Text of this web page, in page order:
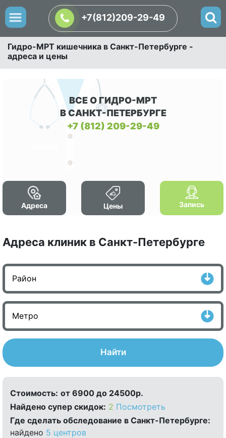
+7(812)209-29-49
Гидро-МРТ кишечника в Санкт-Петербурге -
адреса и цены
ВСЕ О ГИДРО-МРТ
В САНКТ-ПЕТЕРБУРГЕ
+7 (812) 209-29-49
Адреса Цены Запись
Адреса клиник в Санкт-Петербурге
Найти
Стоимость: от 6900 до 24500р.
Найдено cупер скидок: 2 Посмотреть
Где сделать обследование в Санкт-Петербурге:
найдено 5 центров